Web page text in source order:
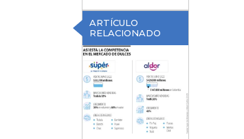
ARTÍCULO
RELACIONADO